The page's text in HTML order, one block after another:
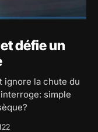
défie un
ignore la chute du
simple